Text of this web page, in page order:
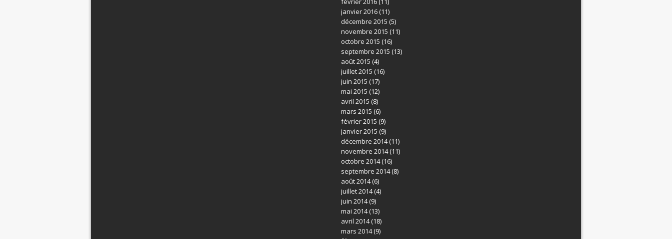
janvier 2016(11)
décembre 2015 (5)
novembre 2015 (11)
octobre 2015 (16)
septembre 2015 (13)
août 2015 (4)
juillet 2015 (16)
juin 2015 (17)
mai 2015 (12)
avril 2015 (8)
mars 2015 (6)
février 2015 (9)
janvier 2015 (9)
décembre 2014(11)
novembre 2014(11)
octobre 2014(16)
septembre 2014(8)
août 2014(6)
juillet 2014(4)
juin 2014(9)
mai 2014(13)
avril 2014(18)
mars 2014(9)